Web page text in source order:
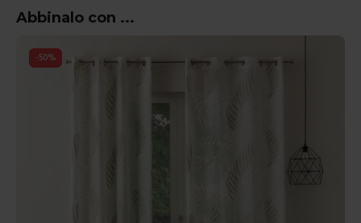
Abbinalo con ...
-50%